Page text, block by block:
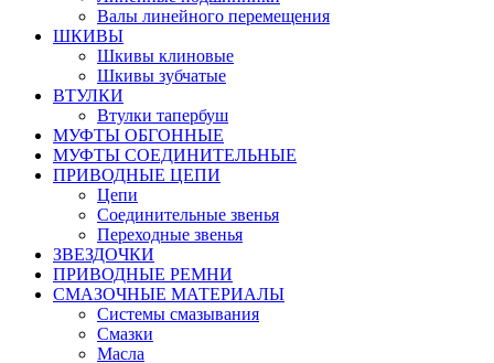
Валы линейного перемещения
ШКИВЫ
Шкивы клиновые
Шкивы зубчатые
ВТУЛКИ
Втулки тапербуш
МУФТЫ ОБГОННЫЕ
МУФТЫ СОЕДИНИТЕЛЬНЫЕ
ПРИВОДНЫЕ ЦЕПИ
Цепи
Соединительные звенья
Переходные звенья
ЗВЕЗДОЧКИ
ПРИВОДНЫЕ РЕМНИ
СМАЗОЧНЫЕ МАТЕРИАЛЫ
Системы смазывания
Смазки
Масла